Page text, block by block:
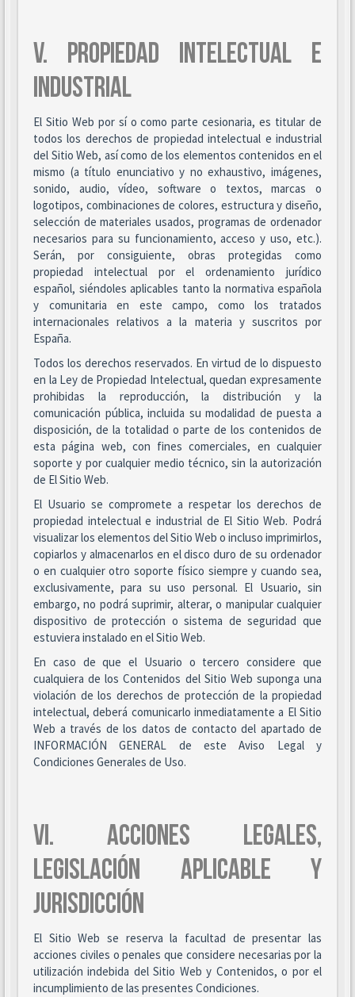
V. PROPIEDAD INTELECTUAL E
INDUSTRIAL
El Sitio Web por sí o como parte cesionaria, es titular de
todos los derechos de propiedad intelectual e industrial
del Sitio Web, así como de los elementos contenidos en el
mismo (a título enunciativo y no exhaustivo, imágenes,
sonido, audio, vídeo, software o textos, marcas o
logotipos, combinaciones de colores, estructura y diseño,
selección de materiales usados, programas de ordenador
necesarios para su funcionamiento, acceso y uso, etc.).
Serán, por consiguiente, obras protegidas como
propiedad intelectual por el ordenamiento jurídico
español, siéndoles aplicables tanto la normativa española
y comunitaria en este campo, como los tratados
internacionales relativos a la materia y suscritos por
España.
Todos los derechos reservados. En virtud de lo dispuesto
en la Ley de Propiedad Intelectual, quedan expresamente
prohibidas la reproducción, la distribución y la
comunicación pública, incluida su modalidad de puesta a
disposición, de la totalidad o parte de los contenidos de
esta página web, con fines comerciales, en cualquier
soporte y por cualquier medio técnico, sin la autorización
de El Sitio Web.
El Usuario se compromete a respetar los derechos de
propiedad intelectual e industrial de El Sitio Web. Podrá
visualizar los elementos del Sitio Web o incluso imprimirlos,
copiarlos y almacenarlos en el disco duro de su ordenador
o en cualquier otro soporte físico siempre y cuando sea,
exclusivamente, para su uso personal. El Usuario, sin
embargo, no podrá suprimir, alterar, o manipular cualquier
dispositivo de protección o sistema de seguridad que
estuviera instalado en el Sitio Web.
En caso de que el Usuario o tercero considere que
cualquiera de los Contenidos del Sitio Web suponga una
violación de los derechos de protección de la propiedad
intelectual, deberá comunicarlo inmediatamente a El Sitio
Web a través de los datos de contacto del apartado de
INFORMACIÓN GENERAL de este Aviso Legal y
Condiciones Generales de Uso.
VI. ACCIONES LEGALES,
LEGISLACIÓN APLICABLE Y
JURISDICCIÓN
El Sitio Web se reserva la facultad de presentar las
acciones civiles o penales que considere necesarias por la
utilización indebida del Sitio Web y Contenidos, o por el
incumplimiento de las presentes Condiciones.